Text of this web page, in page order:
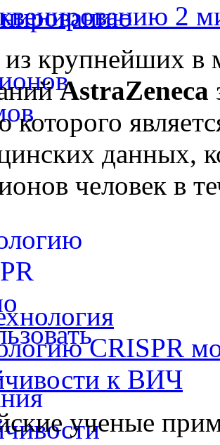
2
крупнейших в
AstraZeneca
которого
данных,
человек в
CRISPR
к ВИЧ
ученые